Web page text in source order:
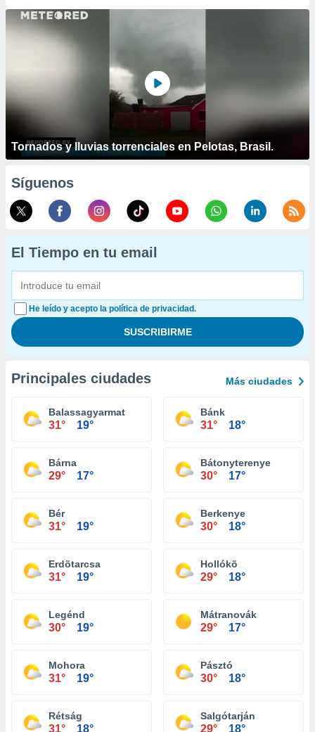
Tornados y lluvias torrenciales en Pelotas, Brasil.
Síguenos
El Tiempo en tu email
He leído y acepto la política de privacidad.
Principales ciudades Más ciudades
Balassagyarmat
31° 19°
Bánk
31° 18°
Bárna
29° 17°
Bátonyterenye
30° 17°
Bér
31° 19°
Berkenye
30° 18°
Erdõtarcsa
31° 19°
Hollókõ
29° 18°
Legénd
30° 19°
Mátranovák
29° 17°
Mohora
31° 19°
Pásztó
30° 18°
Rétság
31° 18°
Salgótarján
29° 18°